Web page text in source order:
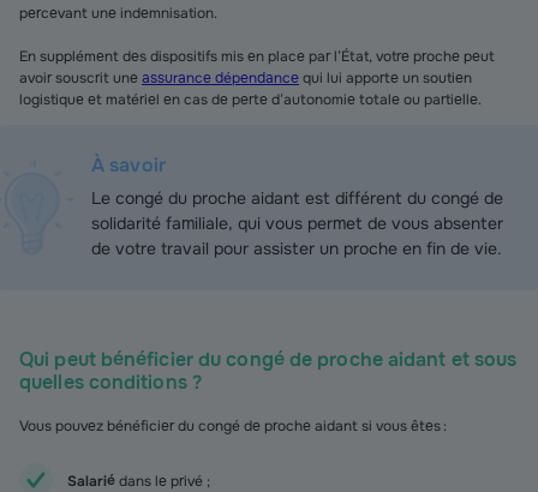
percevant une indemnisation.
En supplément des dispositifs mis en place par l’État, votre proche peut
avoir souscrit uneassurance dépendancequi lui apporte un soutien
logistique et matériel en cas de perte d’autonomie totale ou partielle.
À savoir
Le congé du proche aidant est différent du congé de
solidarité familiale, qui vous permet de vous absenter
de votre travail pour assister un proche en fin de vie.
Qui peut bénéficier du congé de proche aidant et sous
quelles conditions ?
Vous pouvez bénéficier du congé de proche aidant si vous êtes :
Salariédans le privé ;